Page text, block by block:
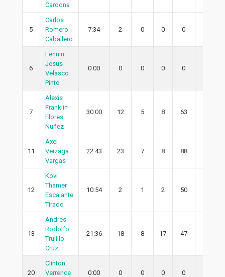
Cardona
5
Carlos
Romero
Caballero
7:34 2 0 0 0
6
Lennin
Jesus
Velasco
Pinto
0:00 0 0 0 0
7
Alexis
Franklin
Flores
Nuñez
30:00 12 5 8 63
11
Axel
Veizaga
Vargas
22:43 23 7 8 88
12
Kovi
Thamer
Escalante
Tirado
10:54 2 1 2 50
13
Andres
Rodolfo
Trujillo
Cruz
21:36 18 8 17 47
20
Clinton
Verrence
0:00 0 0 0 0